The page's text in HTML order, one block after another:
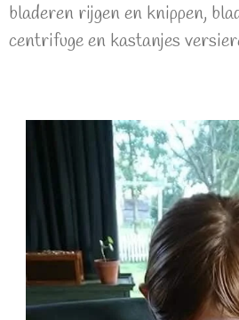
bladeren rijgen en knippen,
centrifuge en kastanjes